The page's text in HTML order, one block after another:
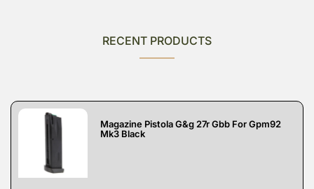
RECENT PRODUCTS
Magazine Pistola G&g 27r Gbb For Gpm92
Mk3 Black